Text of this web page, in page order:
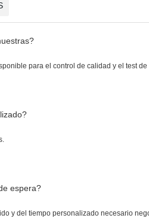
para el control de calidad y el test
espera?
y del tiempo personalizado necesario